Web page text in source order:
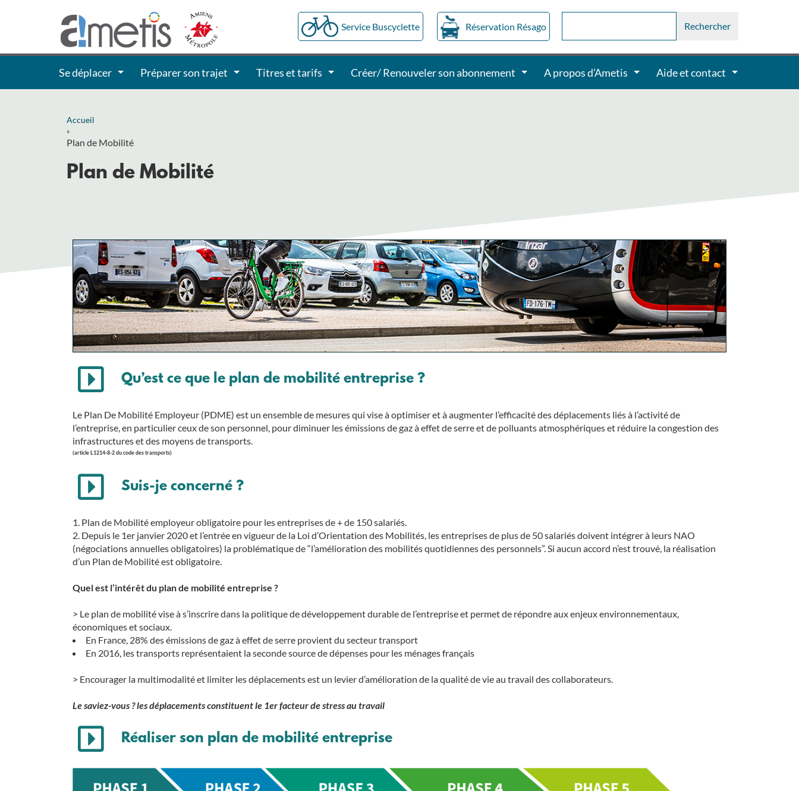
Service Buscyclette Réservation Résago
Se déplacer Préparer son trajet Titres et tarifs Créer/ Renouveler son abonnement A propos d’Ametis Aide et contact
Accueil
»
Plan de Mobilité
Plan de Mobilité
Qu’est ce que le plan de mobilité entreprise ?
Le Plan De Mobilité Employeur (PDME) est un ensemble de mesures qui vise à optimiser et à augmenter l’efficacité des déplacements liés à l’activité de
l’entreprise, en particulier ceux de son personnel, pour diminuer les émissions de gaz à effet de serre et de polluants atmosphériques et réduire la congestion des
infrastructures et des moyens de transports.
(article L1214-8-2 du code des transports)
Suis-je concerné ?
Plan de Mobilité employeur obligatoire pour les entreprises de + de 150 salariés.
Depuis le 1er janvier 2020 et l’entrée en vigueur de la Loi d’Orientation des Mobilités, les entreprises de plus de 50 salariés doivent intégrer à leurs NAO
(négociations annuelles obligatoires) la problématique de “l’amélioration des mobilités quotidiennes des personnels”. Si aucun accord n’est trouvé, la réalisation
d’un Plan de Mobilité est obligatoire.
Quel est l’intérêt du plan de mobilité entreprise ?
> Le plan de mobilité vise à s’inscrire dans la politique de développement durable de l’entreprise et permet de répondre aux enjeux environnementaux,
économiques et sociaux.
En France, 28% des émissions de gaz à effet de serre provient du secteur transport
En 2016, les transports représentaient la seconde source de dépenses pour les ménages français
> Encourager la multimodalité et limiter les déplacements est un levier d’amélioration de la qualité de vie au travail des collaborateurs.
Le saviez-vous ? les déplacements constituent le 1er facteur de stress au travail
Réaliser son plan de mobilité entreprise